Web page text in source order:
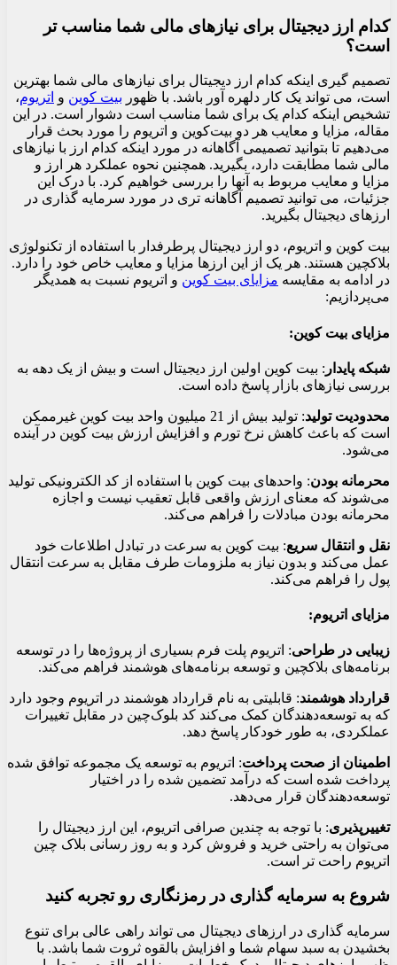
کدام ارز دیجیتال برای نیازهای مالی شما مناسب تر
است؟
تصمیم گیری اینکه کدام ارز دیجیتال برای نیازهای مالی شما بهترین
است، می تواند یک کار دلهره آور باشد. با ظهور بیت کوین و اتریوم،
تشخیص اینکه کدام یک برای شما مناسب است دشوار است. در این
مقاله، مزایا و معایب هر دو بیت‌کوین و اتریوم را مورد بحث قرار
می‌دهیم تا بتوانید تصمیمی آگاهانه در مورد اینکه کدام ارز با نیازهای
مالی شما مطابقت دارد، بگیرید. همچنین نحوه عملکرد هر ارز و
مزایا و معایب مربوط به آنها را بررسی خواهیم کرد. با درک این
جزئیات، می توانید تصمیم آگاهانه تری در مورد سرمایه گذاری در
ارزهای دیجیتال بگیرید.
بیت کوین و اتریوم، دو ارز دیجیتال پرطرفدار با استفاده از تکنولوژی
بلاکچین هستند. هر یک از این ارزها مزایا و معایب خاص خود را دارد.
در ادامه به مقایسه مزایای بیت کوین و اتریوم نسبت به همدیگر
می‌پردازیم:
مزایای بیت کوین:
شبکه پایدار : بیت کوین اولین ارز دیجیتال است و بیش از یک دهه به
بررسی نیازهای بازار پاسخ داده است.
محدودیت تولید
: تولید بیش از 21 میلیون واحد بیت کوین غیرممکن
است که باعث کاهش نرخ تورم و افزایش ارزش بیت کوین در آینده
می‌شود.
محرمانه بودن: واحدهای بیت کوین با استفاده از کد الکترونیکی تولید
می‌شوند که معنای ارزش واقعی قابل تعقیب نیست و اجازه
محرمانه بودن مبادلات را فراهم می‌کند.
نقل و انتقال سریع: بیت کوین به سرعت در تبادل اطلاعات خود
عمل می‌کند و بدون نیاز به ملزومات طرف مقابل به سرعت انتقال
پول را فراهم می‌کند.
مزایای اتریوم:
زیبایی در طراحی: اتریوم پلت فرم بسیاری از پروژه‌ها را در توسعه
برنامه‌های بلاکچین و توسعه برنامه‌های هوشمند فراهم می‌کند.
قرارداد هوشمند: قابلیتی به نام قرارداد هوشمند در اتریوم وجود دارد
که به توسعه‌دهندگان کمک می‌کند کد بلوک‌چین در مقابل تغییرات
عملکردی، به طور خودکار پاسخ دهد.
اطمینان از صحت پرداخت: اتریوم به توسعه یک مجموعه توافق شده
پرداخت شده است که درآمد تضمین شده را در اختیار
توسعه‌دهندگان قرار می‌دهد.
تغییرپذیری: با توجه به چندین صرافی اتریوم، این ارز دیجیتال را
می‌توان به راحتی خرید و فروش کرد و به روز رسانی بلاک چین
اتریوم راحت تر است.
شروع به سرمایه گذاری در رمزنگاری رو تجربه کنید
سرمایه گذاری در ارزهای دیجیتال می تواند راهی عالی برای تنوع
بخشیدن به سبد سهام شما و افزایش بالقوه ثروت شما باشد. با